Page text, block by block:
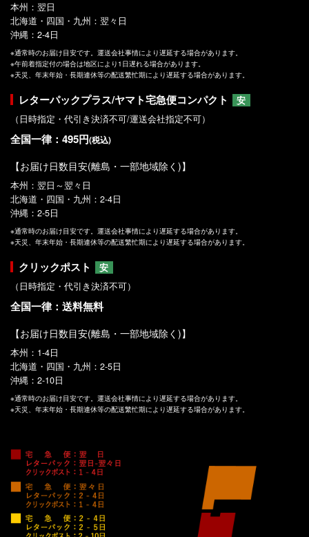
本州：翌日
北海道・四国・九州：翌々日
沖縄：2-4日
※通常時のお届け目安です。運送会社事情により遅延する場合があります。
※午前着指定付の場合は地区により1日遅れる場合があります。
※天災、年末年始・長期連休等の配送繁忙期により遅延する場合があります。
レターパックプラス/ヤマト宅急便コンパクト
安
（日時指定・代引き決済不可/運送会社指定不可）
全国一律：495円(税込)
【お届け日数目安(離島・一部地域除く)】
本州：翌日～翌々日
北海道・四国・九州：2-4日
沖縄：2-5日
※通常時のお届け目安です。運送会社事情により遅延する場合があります。
※天災、年末年始・長期連休等の配送繁忙期により遅延する場合があります。
クリックポスト
安
（日時指定・代引き決済不可）
全国一律：送料無料
【お届け日数目安(離島・一部地域除く)】
本州：1-4日
北海道・四国・九州：2-5日
沖縄：2-10日
※通常時のお届け目安です。運送会社事情により遅延する場合があります。
※天災、年末年始・長期連休等の配送繁忙期により遅延する場合があります。